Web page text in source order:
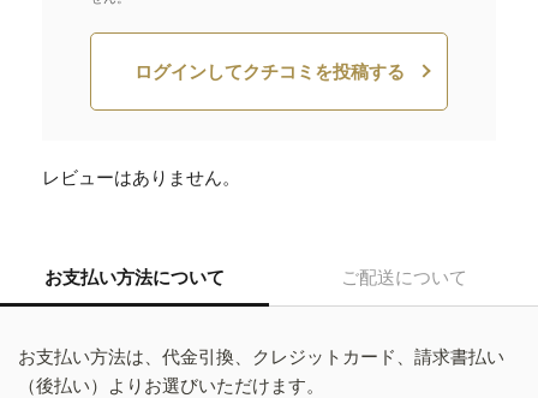
ログインしてクチコミを投稿する
レビューはありません。
お支払い方法について ご配送について
お支払い方法は、代金引換、クレジットカード、請求書払い
（後払い）よりお選びいただけます。